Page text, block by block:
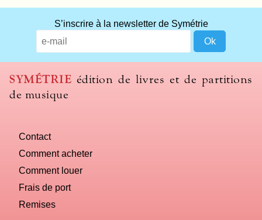
we
to
name
S’inscrire à la newsletter de Symétrie
SYMÉTRIE édition de livres et de partitions
de musique
Contact
Comment acheter
Comment louer
Frais de port
Remises